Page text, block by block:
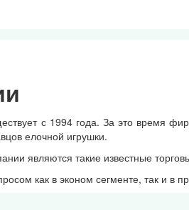
с 1994 года. За это время
елочной игрушки.
являются такие известные
как в эконом сегменте, так и в